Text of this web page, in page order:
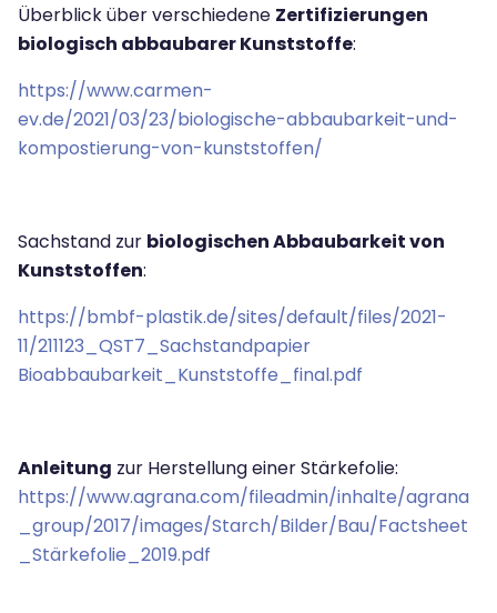
Überblick über verschiedene Zertifizierungen
biologisch abbaubarer Kunststoffe:
https://www.carmen-
ev.de/2021/03/23/biologische-abbaubarkeit-und-
kompostierung-von-kunststoffen/
Sachstand zur biologischen Abbaubarkeit von
Kunststoffen:
https://bmbf-plastik.de/sites/default/files/2021-
11/211123_QST7_Sachstandpapier
Bioabbaubarkeit_Kunststoffe_final.pdf
Anleitung zur Herstellung einer Stärkefolie:
https://www.agrana.com/fileadmin/inhalte/agrana
_group/2017/images/Starch/Bilder/Bau/Factsheet
_Stärkefolie_2019.pdf